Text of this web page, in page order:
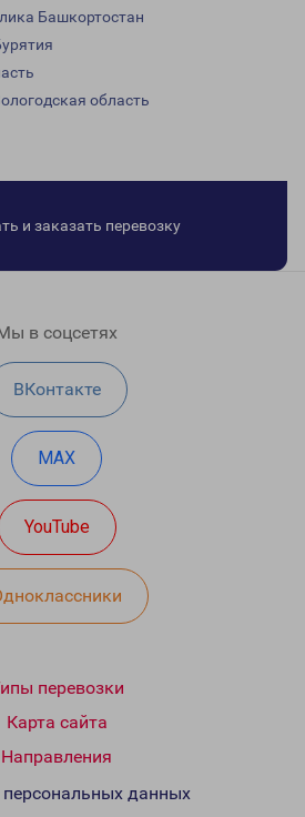
Башкортостан
область
и заказать перевозку
в соцсетях
ВКонтакте
MAX
YouTube
перевозки
Карта сайта
Направления
данных